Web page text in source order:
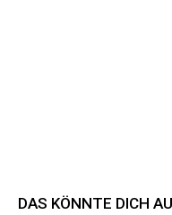
DAS KÖNNTE DICH